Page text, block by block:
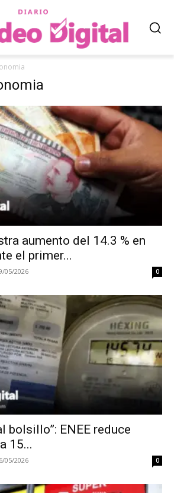
aumento del 14.3 % en
el primer...
05/2026 0
bolsillo”: ENEE reduce
15...
05/2026 0